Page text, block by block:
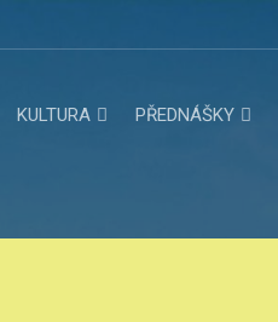
KULTURA PŘEDNÁŠKY